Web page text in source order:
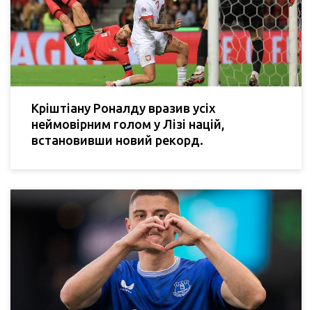
Кріштіану Роналду вразив усіх
неймовірним голом у Лізі націй,
встановивши новий рекорд.